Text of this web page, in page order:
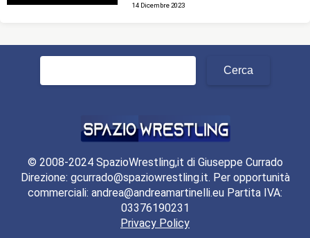
14 Dicembre 2023
Ricerca
© 2008-2024 SpazioWrestling,it di Giuseppe Currado
Direzione: gcurrado@spaziowrestling.it. Per opportunità
commerciali: andrea@andreamartinelli.eu Partita IVA:
03376190231
Privacy Policy